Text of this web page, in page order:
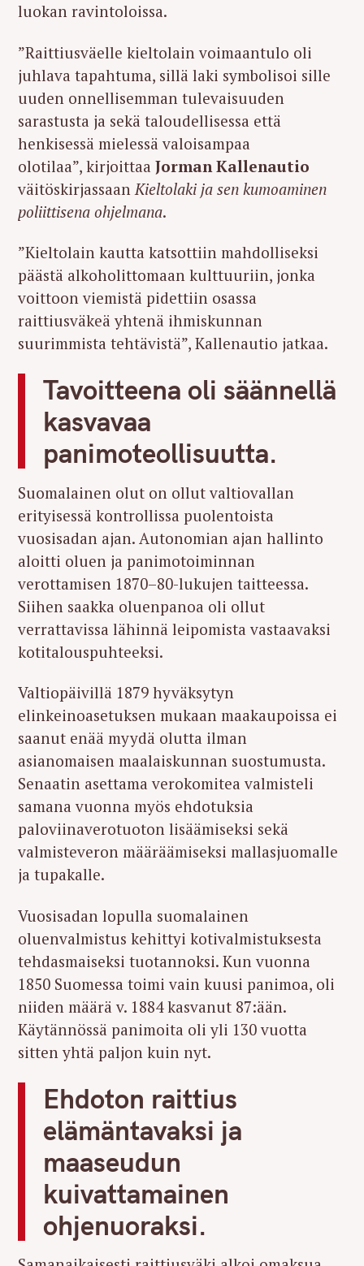
luokan ravintoloissa.
”Raittiusväelle kieltolain voimaantulo oli
juhlava tapahtuma, sillä laki symbolisoi sille
uuden onnellisemman tulevaisuuden
sarastusta ja sekä taloudellisessa että
henkisessä mielessä valoisampaa
olotilaa”, kirjoittaa Jorman Kallenautio
väitöskirjassaan Kieltolaki ja sen kumoaminen
poliittisena ohjelmana.
”Kieltolain kautta katsottiin mahdolliseksi
päästä alkoholittomaan kulttuuriin, jonka
voittoon viemistä pidettiin osassa
raittiusväkeä yhtenä ihmiskunnan
suurimmista tehtävistä”, Kallenautio jatkaa.
Tavoitteena oli säännellä
kasvavaa
panimoteollisuutta.
Suomalainen olut on ollut valtiovallan
erityisessä kontrollissa puolentoista
vuosisadan ajan. Autonomian ajan hallinto
aloitti oluen ja panimotoiminnan
verottamisen 1870–80-lukujen taitteessa.
Siihen saakka oluenpanoa oli ollut
verrattavissa lähinnä leipomista vastaavaksi
kotitalouspuhteeksi.
Valtiopäivillä 1879 hyväksytyn
elinkeinoasetuksen mukaan maakaupoissa ei
saanut enää myydä olutta ilman
asianomaisen maalaiskunnan suostumusta.
Senaatin asettama verokomitea valmisteli
samana vuonna myös ehdotuksia
paloviinaverotuoton lisäämiseksi sekä
valmisteveron määräämiseksi mallasjuomalle
ja tupakalle.
Vuosisadan lopulla suomalainen
oluenvalmistus kehittyi kotivalmistuksesta
tehdasmaiseksi tuotannoksi. Kun vuonna
1850 Suomessa toimi vain kuusi panimoa, oli
niiden määrä v. 1884 kasvanut 87:ään.
Käytännössä panimoita oli yli 130 vuotta
sitten yhtä paljon kuin nyt.
Ehdoton raittius
elämäntavaksi ja
maaseudun
kuivattamainen
ohjenuoraksi.